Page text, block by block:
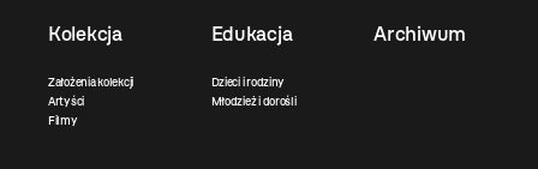
Kolekcja
Założenia kolekcji
Artyści
Filmy
Edukacja
Dzieci i rodziny
Młodzież i dorośli
Archiwum